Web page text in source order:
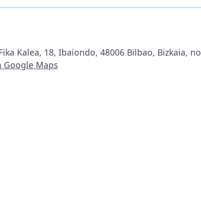
Kalea, 18, Ibaiondo, 48006 Bilbao, Bizkaia, no
Google Maps